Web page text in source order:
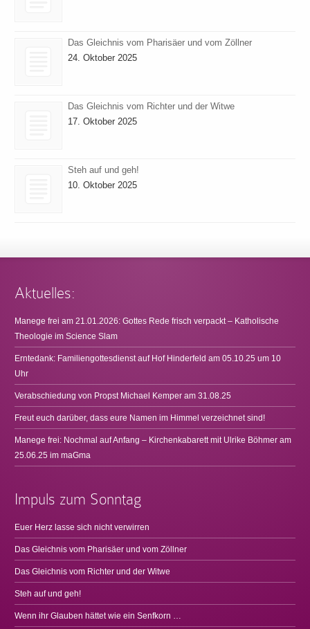
Das Gleichnis vom Pharisäer und vom Zöllner
24. Oktober 2025
Das Gleichnis vom Richter und der Witwe
17. Oktober 2025
Steh auf und geh!
10. Oktober 2025
Aktuelles:
Manege frei am 21.01.2026: Gottes Rede frisch verpackt – Katholische
Theologie im Science Slam
Erntedank: Familiengottesdienst auf Hof Hinderfeld am 05.10.25 um 10
Uhr
Verabschiedung von Propst Michael Kemper am 31.08.25
Freut euch darüber, dass eure Namen im Himmel verzeichnet sind!
Manege frei: Nochmal auf Anfang – Kirchenkabarett mit Ulrike Böhmer am
25.06.25 im maGma
Impuls zum Sonntag
Euer Herz lasse sich nicht verwirren
Das Gleichnis vom Pharisäer und vom Zöllner
Das Gleichnis vom Richter und der Witwe
Steh auf und geh!
Wenn ihr Glauben hättet wie ein Senfkorn …